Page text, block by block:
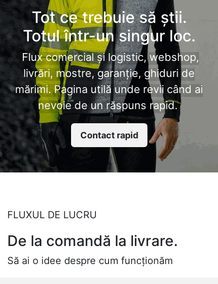
Tot ce trebuie să știi.
Totul într-un singur loc.
Flux comercial și logistic, webshop,
livrări, mostre, garanție, ghiduri de
mărimi. Pagina utilă unde revii când ai
nevoie de un răspuns rapid.
Contact rapid
FLUXUL DE LUCRU
De la comandă la livrare.
Să ai o idee despre cum funcționăm